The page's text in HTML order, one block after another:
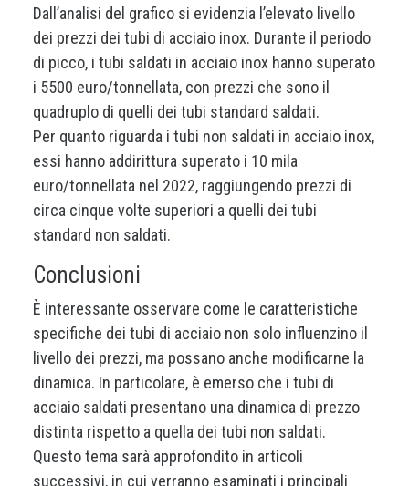
Dall’analisi del grafico si evidenzia l’elevato livello
dei prezzi dei tubi di acciaio inox. Durante il periodo
di picco, i tubi saldati in acciaio inox hanno superato
i 5500 euro/tonnellata, con prezzi che sono il
quadruplo di quelli dei tubi standard saldati.
Per quanto riguarda i tubi non saldati in acciaio inox,
essi hanno addirittura superato i 10 mila
euro/tonnellata nel 2022, raggiungendo prezzi di
circa cinque volte superiori a quelli dei tubi
standard non saldati.
Conclusioni
È interessante osservare come le caratteristiche
specifiche dei tubi di acciaio non solo influenzino il
livello dei prezzi, ma possano anche modificarne la
dinamica. In particolare, è emerso che i tubi di
acciaio saldati presentano una dinamica di prezzo
distinta rispetto a quella dei tubi non saldati.
Questo tema sarà approfondito in articoli
successivi, in cui verranno esaminati i principali